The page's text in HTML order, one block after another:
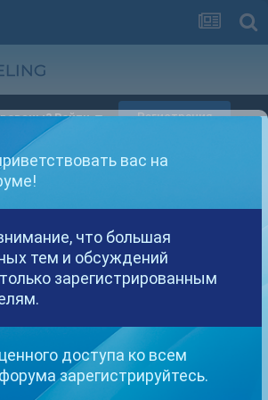
Войти Регистрация
Другие варианты поиска
вас на
что большая
тем и обсуждений
зарегистрированным
доступа ко всем
зарегистрируйтесь.